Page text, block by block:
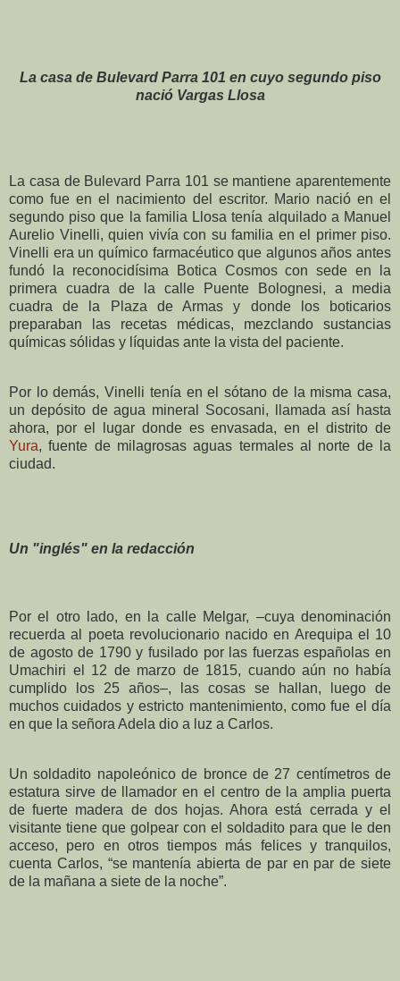
La casa de Bulevard Parra 101 en cuyo segundo piso
nació Vargas Llosa
La casa de Bulevard Parra 101 se mantiene aparentemente
como fue en el nacimiento del escritor. Mario nació en el
segundo piso que la familia Llosa tenía alquilado a Manuel
Aurelio Vinelli, quien vivía con su familia en el primer piso.
Vinelli era un químico farmacéutico que algunos años antes
fundó la reconocidísima Botica Cosmos con sede en la
primera cuadra de la calle Puente Bolognesi, a media
cuadra de la Plaza de Armas y donde los boticarios
preparaban las recetas médicas, mezclando sustancias
químicas sólidas y líquidas ante la vista del paciente.
Por lo demás, Vinelli tenía en el sótano de la misma casa,
un depósito de agua mineral Socosani, llamada así hasta
ahora, por el lugar donde es envasada, en el distrito de
Yura, fuente de milagrosas aguas termales al norte de la
ciudad.
Un "inglés" en la redacción
Por el otro lado, en la calle Melgar, –cuya denominación
recuerda al poeta revolucionario nacido en Arequipa el 10
de agosto de 1790 y fusilado por las fuerzas españolas en
Umachiri el 12 de marzo de 1815, cuando aún no había
cumplido los 25 años–, las cosas se hallan, luego de
muchos cuidados y estricto mantenimiento, como fue el día
en que la señora Adela dio a luz a Carlos.
Un soldadito napoleónico de bronce de 27 centímetros de
estatura sirve de llamador en el centro de la amplia puerta
de fuerte madera de dos hojas. Ahora está cerrada y el
visitante tiene que golpear con el soldadito para que le den
acceso, pero en otros tiempos más felices y tranquilos,
cuenta Carlos, “se mantenía abierta de par en par de siete
de la mañana a siete de la noche”.